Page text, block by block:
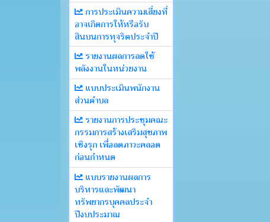
การประเมินความเสี่ยงที่
อาจเกิดการให้หรือรับ
สินบนการทุจริตประจำปี
รายงานผลการลดใช้
พลังงานในหน่วยงาน
แบบประเมินพนักงาน
ส่วนตำบล
รายงานการประชุมคณะ
กรรมการสร้างเสริมสุขภาพ
เชิงรุก เพื่อลดภาวะคลอด
ก่อนกำหนด
แบบรายงานผลการ
บริหารและพัฒนา
ทรัพยากรบุคคลประจำ
ปีงบประมาณ